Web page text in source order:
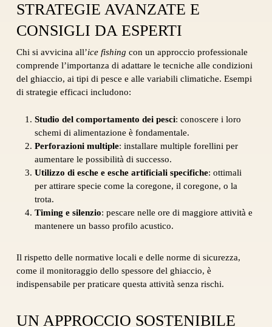
STRATEGIE AVANZATE E
CONSIGLI DA ESPERTI
Chi si avvicina all’ice fishing con un approccio professionale
comprende l’importanza di adattare le tecniche alle condizioni
del ghiaccio, ai tipi di pesce e alle variabili climatiche. Esempi
di strategie efficaci includono:
Studio del comportamento dei pesci: conoscere i loro
schemi di alimentazione è fondamentale.
Perforazioni multiple: installare multiple forellini per
aumentare le possibilità di successo.
Utilizzo di esche e esche artificiali specifiche: ottimali
per attirare specie come la coregone, il coregone, o la
trota.
Timing e silenzio: pescare nelle ore di maggiore attività e
mantenere un basso profilo acustico.
Il rispetto delle normative locali e delle norme di sicurezza,
come il monitoraggio dello spessore del ghiaccio, è
indispensabile per praticare questa attività senza rischi.
UN APPROCCIO SOSTENIBILE